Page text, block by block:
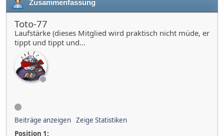
Zusammenfassung
Toto-77
Laufstärke (dieses Mitglied wird praktisch nicht müde, er
tippt und tippt und...
Beiträge anzeigen Zeige Statistiken
Position 1: